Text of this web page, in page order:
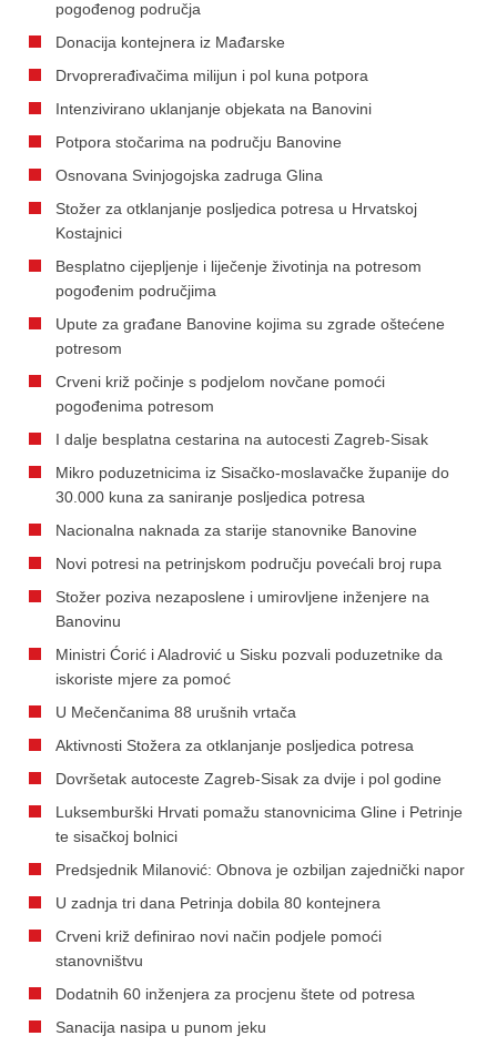
pogođenog područja
Donacija kontejnera iz Mađarske
Drvoprerađivačima milijun i pol kuna potpora
Intenzivirano uklanjanje objekata na Banovini
Potpora stočarima na području Banovine
Osnovana Svinjogojska zadruga Glina
Stožer za otklanjanje posljedica potresa u Hrvatskoj
Kostajnici
Besplatno cijepljenje i liječenje životinja na potresom
pogođenim područjima
Upute za građane Banovine kojima su zgrade oštećene
potresom
Crveni križ počinje s podjelom novčane pomoći
pogođenima potresom
I dalje besplatna cestarina na autocesti Zagreb-Sisak
Mikro poduzetnicima iz Sisačko-moslavačke županije do
30.000 kuna za saniranje posljedica potresa
Nacionalna naknada za starije stanovnike Banovine
Novi potresi na petrinjskom području povećali broj rupa
Stožer poziva nezaposlene i umirovljene inženjere na
Banovinu
Ministri Ćorić i Aladrović u Sisku pozvali poduzetnike da
iskoriste mjere za pomoć
U Mečenčanima 88 urušnih vrtača
Aktivnosti Stožera za otklanjanje posljedica potresa
Dovršetak autoceste Zagreb-Sisak za dvije i pol godine
Luksemburški Hrvati pomažu stanovnicima Gline i Petrinje
te sisačkoj bolnici
Predsjednik Milanović: Obnova je ozbiljan zajednički napor
U zadnja tri dana Petrinja dobila 80 kontejnera
Crveni križ definirao novi način podjele pomoći
stanovništvu
Dodatnih 60 inženjera za procjenu štete od potresa
Sanacija nasipa u punom jeku